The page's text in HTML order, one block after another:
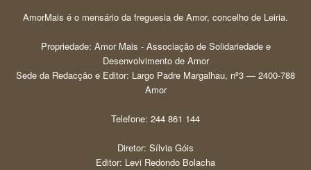
AmorMais é o mensário da freguesia de Amor, concelho de Leiria.
Propriedade: Amor Mais - Associação de Solidariedade e
Desenvolvimento de Amor
Sede da Redacção e Editor: Largo Padre Margalhau, nº3 — 2400-788
Amor
Telefone: 244 861 144
Diretor: Sílvia Góis
Editor: Levi Redondo Bolacha